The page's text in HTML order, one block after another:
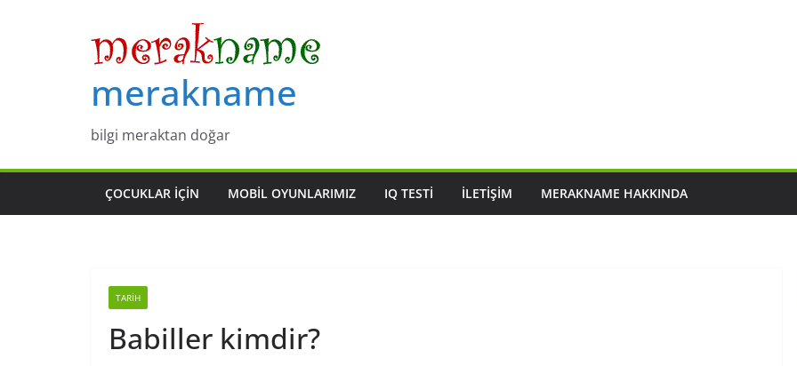
merakname
bilgi meraktan doğar
ÇOCUKLAR IÇIN MOBIL OYUNLARIMIZ IQ TESTI İLETIŞIM MERAKNAME HAKKINDA
TARIH
Babiller kimdir?